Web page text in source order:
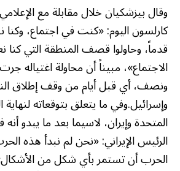
وقال بيزشكيان خلال مقابلة مع
كارلسون اليوم: «كنت في اجتماع،
قدماً، وحاولوا قصف المنطقة التي كنا
الاجتماع»، مبيناً أن محاولة اغتياله
ونصف، أي قبل أيام من وقف إطلاق
وإسرائيل.وفي ما يتعلق بتوقعاته
المتحدة وإيران، لاسيما بعد ما يبدو
الرئيس الإيراني: «نحن لم نبدأ هذه
الحرب أن تستمر بأي شكل من